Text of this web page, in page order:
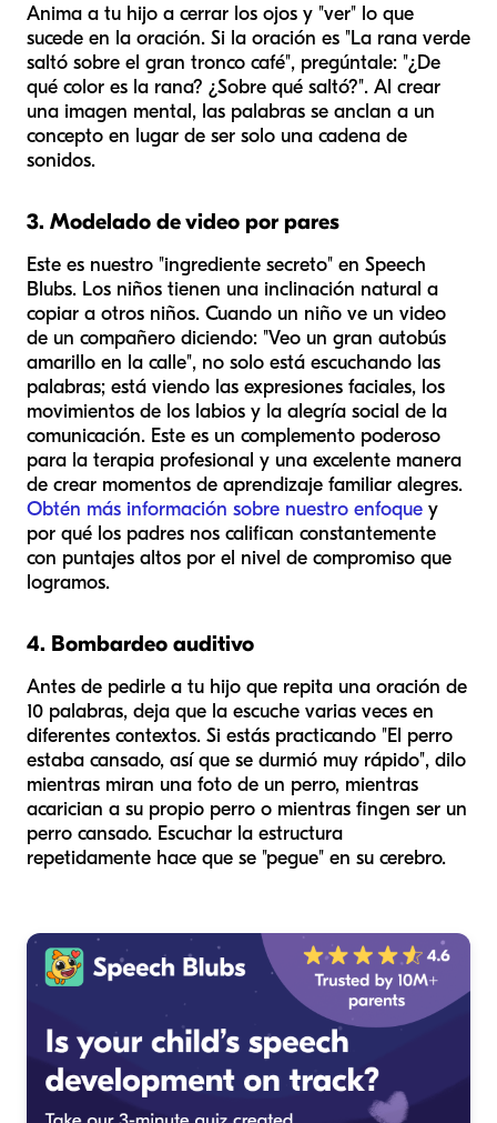
Anima a tu hijo a cerrar los ojos y "ver" lo que
sucede en la oración. Si la oración es "La rana verde
saltó sobre el gran tronco café", pregúntale: "¿De
qué color es la rana? ¿Sobre qué saltó?". Al crear
una imagen mental, las palabras se anclan a un
concepto en lugar de ser solo una cadena de
sonidos.
3. Modelado de video por pares
Este es nuestro "ingrediente secreto" en Speech
Blubs. Los niños tienen una inclinación natural a
copiar a otros niños. Cuando un niño ve un video
de un compañero diciendo: "Veo un gran autobús
amarillo en la calle", no solo está escuchando las
palabras; está viendo las expresiones faciales, los
movimientos de los labios y la alegría social de la
comunicación. Este es un complemento poderoso
para la terapia profesional y una excelente manera
de crear momentos de aprendizaje familiar alegres.
Obtén más información sobre nuestro enfoque y
por qué los padres nos califican constantemente
con puntajes altos por el nivel de compromiso que
logramos.
4. Bombardeo auditivo
Antes de pedirle a tu hijo que repita una oración de
10 palabras, deja que la escuche varias veces en
diferentes contextos. Si estás practicando "El perro
estaba cansado, así que se durmió muy rápido", dilo
mientras miran una foto de un perro, mientras
acarician a su propio perro o mientras fingen ser un
perro cansado. Escuchar la estructura
repetidamente hace que se "pegue" en su cerebro.